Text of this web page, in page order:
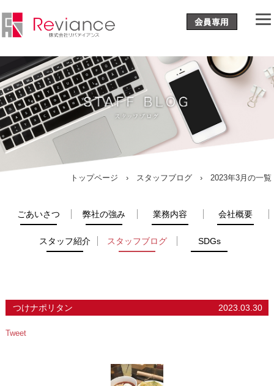
トップページ › スタッフブログ› 2023年3月の一覧
ごあいさつ 弊社の強み 業務内容 会社概要
スタッフ紹介 スタッフブログ SDGs
つけナポリタン 2023.03.30
Tweet